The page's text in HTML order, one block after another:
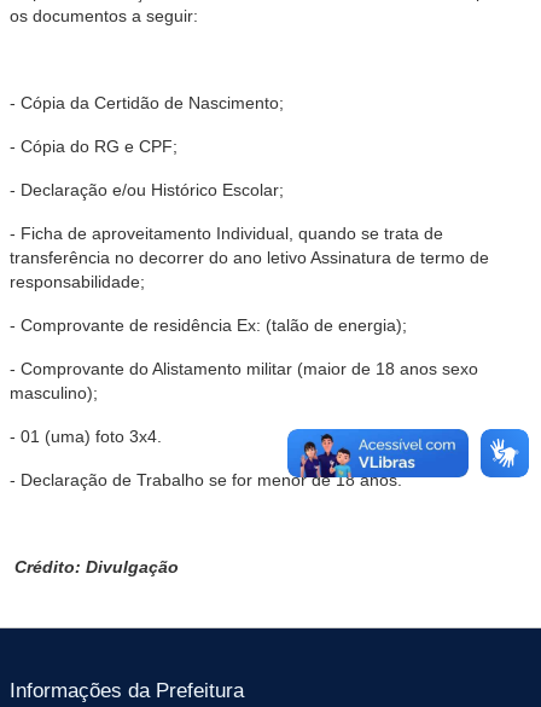
os documentos a seguir:
- Cópia da Certidão de Nascimento;
- Cópia do RG e CPF;
- Declaração e/ou Histórico Escolar;
- Ficha de aproveitamento Individual, quando se trata de
transferência no decorrer do ano letivo Assinatura de termo de
responsabilidade;
- Comprovante de residência Ex: (talão de energia);
- Comprovante do Alistamento militar (maior de 18 anos sexo
masculino);
- 01 (uma) foto 3x4.
- Declaração de Trabalho se for menor de 18 anos.
Crédito: Divulgação
Informações da Prefeitura